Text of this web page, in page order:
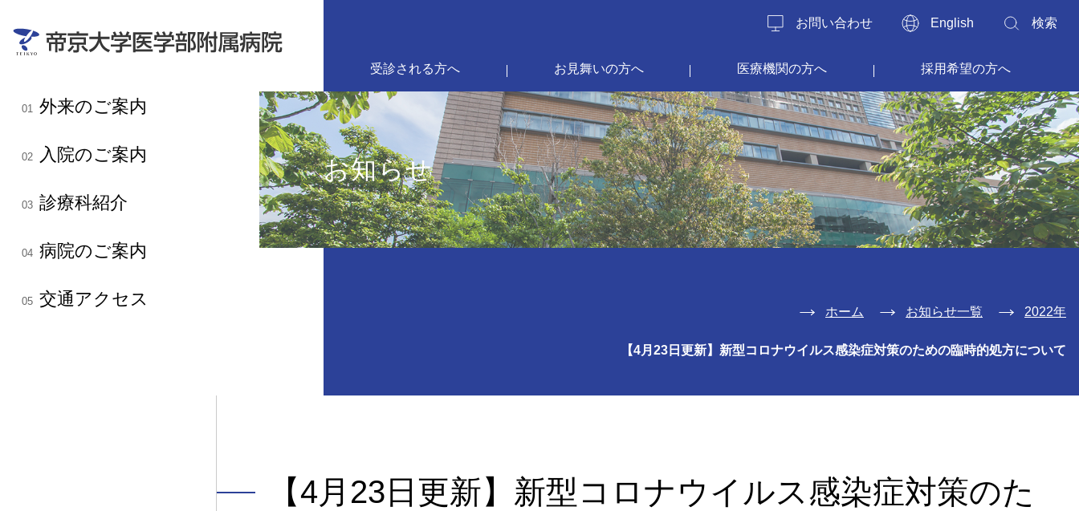
01 外来のご案内
02 入院のご案内
03 診療科紹介
04 病院のご案内
05 交通アクセス
お問い合わせ English 検索
受診される方へ お見舞いの方へ 医療機関の方へ 採用希望の方へ
お知らせ
ホーム お知らせ一覧 2022年
【4月23日更新】新型コロナウイルス感染症対策のための臨時的処方について
【4月23日更新】新型コロナウイルス感染症対策のた